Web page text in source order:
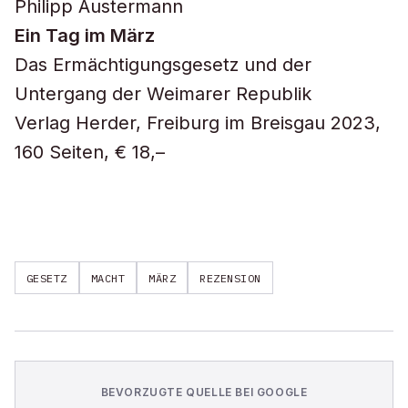
Philipp Austermann
Ein Tag im März
Das Ermächtigungsgesetz und der
Untergang der Weimarer Republik
Verlag Herder, Freiburg im Breisgau 2023,
160 Seiten, € 18,–
GESETZ MACHT MÄRZ REZENSION
BEVORZUGTE QUELLE BEI GOOGLE